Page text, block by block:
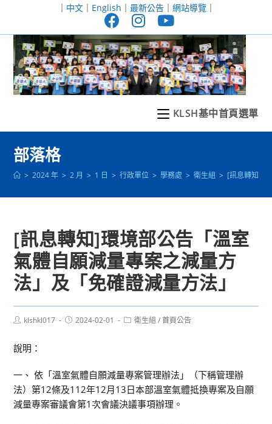
至
｜ 中文｜ English ｜ 最新公告｜ 網站導覽｜
KLSH基中首頁選單
部落格
> 2024 年 > 2 月 > 1 日 > 行政單位 > 學務處 > 衛生組 > [訊息轉知]環
[訊息轉知]環境部公告「溫室
氣體自願減量專案之減量方
法」及「免確證減量方法」
Postklshkl017
Post2024-02-01
Post衛生組 / 首頁公告
說明：
一、 依「溫室氣體自願減量專案管理辦法」（下稱管理辦
法）第12條及112年12月13日本部溫室氣體抵換專案及自願
減量專案審議會第1次會議決議事項辦理。